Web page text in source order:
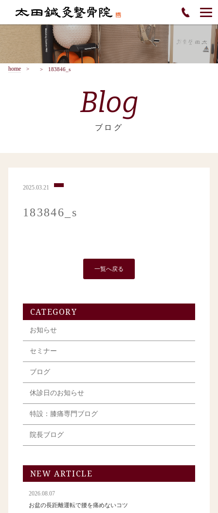
home 183846_s
Blog
ブログ
2025.03.21
183846_s
一覧へ戻る
CATEGORY
お知らせ
セミナー
ブログ
休診日のお知らせ
特設：膝痛専門ブログ
院長ブログ
NEW ARTICLE
2026.08.07
お盆の長距離運転で腰を痛めないコツ